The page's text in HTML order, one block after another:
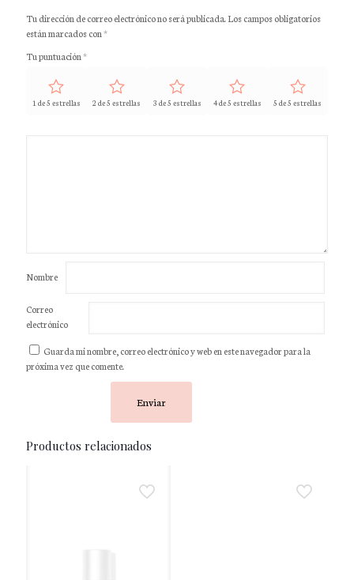
Tu dirección de correo electrónico no será publicada.Los campos obligatorios
están marcados con*
Tu puntuación*
1 de 5 estrellas 2 de 5 estrellas 3 de 5 estrellas 4 de 5 estrellas 5 de 5 estrellas
Nombre
Correo
electrónico
Guarda mi nombre, correo electrónico y web en este navegador para la
próxima vez que comente.
Productos relacionados